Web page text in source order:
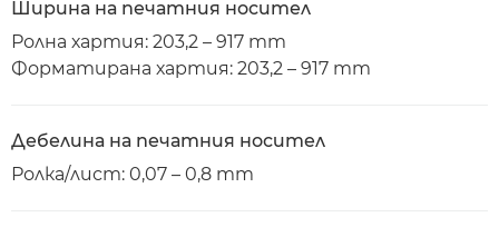
Ширина на печатния носител
Ролна хартия: 203,2 – 917 mm
Форматирана хартия: 203,2 – 917 mm
Дебелина на печатния носител
Ролка/лист: 0,07 – 0,8 mm